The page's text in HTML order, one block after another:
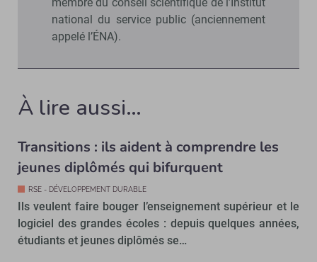
national du service public (anciennement
appelé l’ÉNA).
À lire aussi…
Transitions : ils aident à comprendre les
jeunes diplômés qui bifurquent
RSE - DÉVELOPPEMENT DURABLE
Ils veulent faire bouger l’enseignement supérieur et le
logiciel des grandes écoles : depuis quelques années,
étudiants et jeunes diplômés se…